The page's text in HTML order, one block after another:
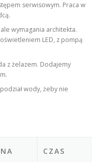
serwisowym. Praca w
wymagania architekta.
LED, z pompą
z żelazem. Dodajemy
wody, żeby nie
CZAS